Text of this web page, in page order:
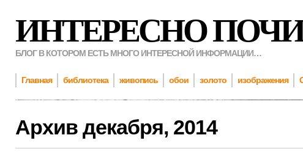
ИНТЕРЕСНО
БЛОГ В КОТОРОМ ЕСТЬ МНОГО ИНТЕРЕСНОЙ ИНФОРМАЦИИ…
Главная библиотека живопись обои золото изображения
Архив декабря, 2014